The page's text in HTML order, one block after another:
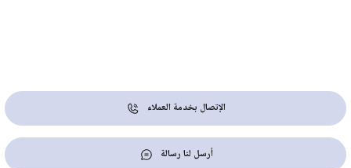
الإتصال بخدمة العملاء
أرسل لنا رسالة